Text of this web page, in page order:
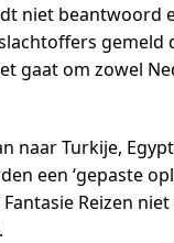
niet beantwoord
gaat om zowel
naar Turkije,
een ‘gepaste
Reizen